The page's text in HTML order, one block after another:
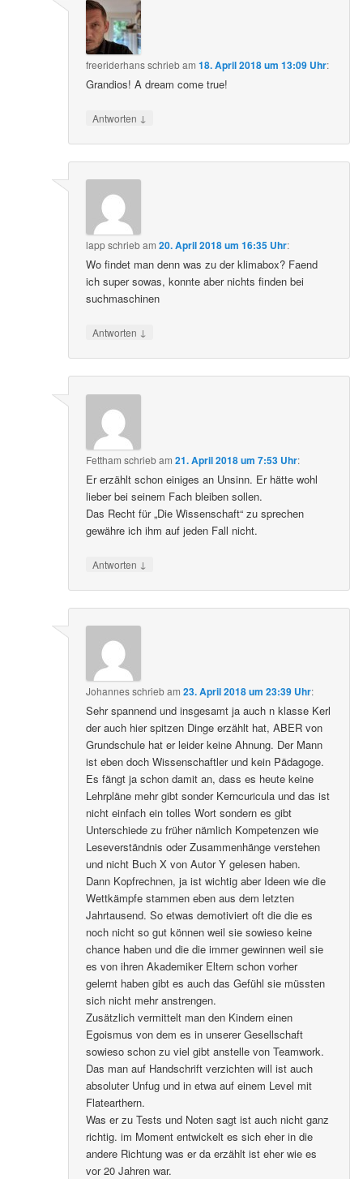
freeriderhansschriebam18. April 2018 um 13:09 Uhr:
Grandios! A dream come true!
Antworten ↓
lappschriebam20. April 2018 um 16:35 Uhr:
Wo findet man denn was zu der klimabox? Faend
ich super sowas, konnte aber nichts finden bei
suchmaschinen
Antworten ↓
Fettham schriebam21. April 2018 um 7:53 Uhr:
Er erzählt schon einiges an Unsinn. Er hätte wohl
lieber bei seinem Fach bleiben sollen.
Das Recht für „Die Wissenschaft“ zu sprechen
gewähre ich ihm auf jeden Fall nicht.
Antworten ↓
Johannesschriebam23. April 2018 um 23:39 Uhr:
Sehr spannend und insgesamt ja auch n klasse Kerl
der auch hier spitzen Dinge erzählt hat, ABER von
Grundschule hat er leider keine Ahnung. Der Mann
ist eben doch Wissenschaftler und kein Pädagoge.
Es fängt ja schon damit an, dass es heute keine
Lehrpläne mehr gibt sonder Kerncuricula und das ist
nicht einfach ein tolles Wort sondern es gibt
Unterschiede zu früher nämlich Kompetenzen wie
Leseverständnis oder Zusammenhänge verstehen
und nicht Buch X von Autor Y gelesen haben.
Dann Kopfrechnen, ja ist wichtig aber Ideen wie die
Wettkämpfe stammen eben aus dem letzten
Jahrtausend. So etwas demotiviert oft die die es
noch nicht so gut können weil sie sowieso keine
chance haben und die die immer gewinnen weil sie
es von ihren Akademiker Eltern schon vorher
gelernt haben gibt es auch das Gefühl sie müssten
sich nicht mehr anstrengen.
Zusätzlich vermittelt man den Kindern einen
Egoismus von dem es in unserer Gesellschaft
sowieso schon zu viel gibt anstelle von Teamwork.
Das man auf Handschrift verzichten will ist auch
absoluter Unfug und in etwa auf einem Level mit
Flatearthern.
Was er zu Tests und Noten sagt ist auch nicht ganz
richtig. im Moment entwickelt es sich eher in die
andere Richtung was er da erzählt ist eher wie es
vor 20 Jahren war.